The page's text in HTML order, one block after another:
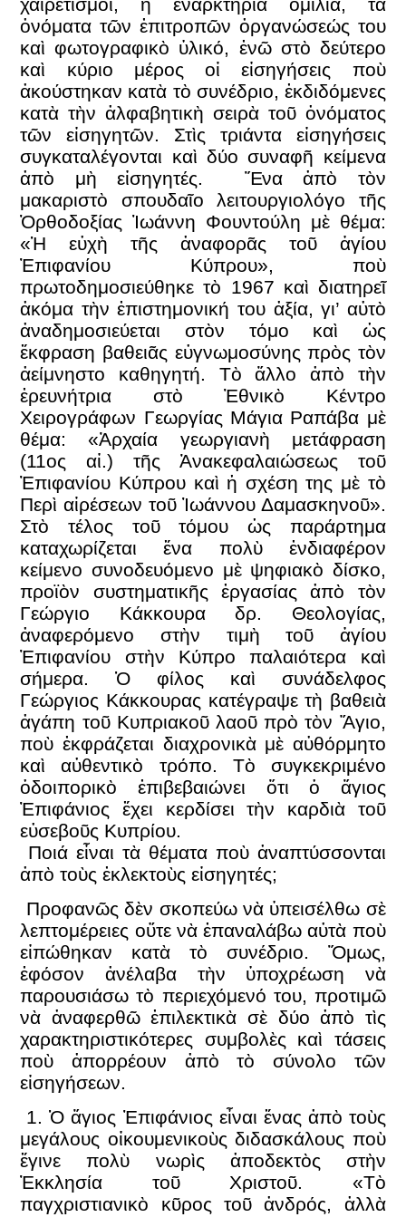
ὀνόματα τῶν ἐπιτροπῶν ὀργανώσεώς του
καὶ φωτογραφικὸ ὑλικό, ἐνῶ στὸ δεύτερο
καὶ κύριο μέρος οἱ εἰσηγήσεις ποὺ
ἀκούστηκαν κατὰ τὸ συνέδριο, ἐκδιδόμενες
κατὰ τὴν ἀλφαβητικὴ σειρὰ τοῦ ὀνόματος
τῶν εἰσηγητῶν. Στὶς τριάντα εἰσηγήσεις
συγκαταλέγονται καὶ δύο συναφῆ κείμενα
ἀπὸ μὴ εἰσηγητές. Ἕνα ἀπὸ τὸν
μακαριστὸ σπουδαῖο λειτουργιολόγο τῆς
Ὀρθοδοξίας Ἰωάννη Φουντούλη μὲ θέμα:
«Ἡ εὐχὴ τῆς ἀναφορᾶς τοῦ ἁγίου
Ἐπιφανίου Κύπρου», ποὺ
πρωτοδημοσιεύθηκε τὸ 1967 καὶ διατηρεῖ
ἀκόμα τὴν ἐπιστημονική του ἀξία, γι’ αὐτὸ
ἀναδημοσιεύεται στὸν τόμο καὶ ὡς
ἔκφραση βαθειᾶς εὐγνωμοσύνης πρὸς τὸν
ἀείμνηστο καθηγητή. Τὸ ἄλλο ἀπὸ τὴν
ἐρευνήτρια στὸ Ἐθνικὸ Κέντρο
Χειρογράφων Γεωργίας Μάγια Ραπάβα μὲ
θέμα: «Ἀρχαία γεωργιανὴ μετάφραση
(11ος αἰ.) τῆς Ἀνακεφαλαιώσεως τοῦ
Ἐπιφανίου Κύπρου καὶ ἡ σχέση της μὲ τὸ
Περὶ αἱρέσεων τοῦ Ἰωάννου Δαμασκηνοῦ».
Στὸ τέλος τοῦ τόμου ὡς παράρτημα
καταχωρίζεται ἕνα πολὺ ἐνδιαφέρον
κείμενο συνοδευόμενο μὲ ψηφιακὸ δίσκο,
προϊὸν συστηματικῆς ἐργασίας ἀπὸ τὸν
Γεώργιο Κάκκουρα δρ. Θεολογίας,
ἀναφερόμενο στὴν τιμὴ τοῦ ἁγίου
Ἐπιφανίου στὴν Κύπρο παλαιότερα καὶ
σήμερα. Ὁ φίλος καὶ συνάδελφος
Γεώργιος Κάκκουρας κατέγραψε τὴ βαθειὰ
ἀγάπη τοῦ Κυπριακοῦ λαοῦ πρὸ τὸν Ἅγιο,
ποὺ ἐκφράζεται διαχρονικὰ μὲ αὐθόρμητο
καὶ αὐθεντικὸ τρόπο. Τὸ συγκεκριμένο
ὁδοιπορικὸ ἐπιβεβαιώνει ὅτι ὁ ἅγιος
Ἐπιφάνιος ἔχει κερδίσει τὴν καρδιὰ τοῦ
εὐσεβοῦς Κυπρίου.
Ποιά εἶναι τὰ θέματα ποὺ ἀναπτύσσονται
ἀπὸ τοὺς ἐκλεκτοὺς εἰσηγητές;
Προφανῶς δὲν σκοπεύω νὰ ὑπεισέλθω σὲ
λεπτομέρειες οὔτε νὰ ἐπαναλάβω αὐτὰ ποὺ
εἰπώθηκαν κατὰ τὸ συνέδριο. Ὅμως,
ἐφόσον ἀνέλαβα τὴν ὑποχρέωση νὰ
παρουσιάσω τὸ περιεχόμενό του, προτιμῶ
νὰ ἀναφερθῶ ἐπιλεκτικὰ σὲ δύο ἀπὸ τὶς
χαρακτηριστικότερες συμβολὲς καὶ τάσεις
ποὺ ἀπορρέουν ἀπὸ τὸ σύνολο τῶν
εἰσηγήσεων.
1. Ὁ ἅγιος Ἐπιφάνιος εἶναι ἕνας ἀπὸ τοὺς
μεγάλους οἰκουμενικοὺς διδασκάλους ποὺ
ἔγινε πολὺ νωρὶς ἀποδεκτὸς στὴν
Ἐκκλησία τοῦ Χριστοῦ. «Τὸ
παγχριστιανικὸ κῦρος τοῦ ἀνδρός, ἀλλὰ